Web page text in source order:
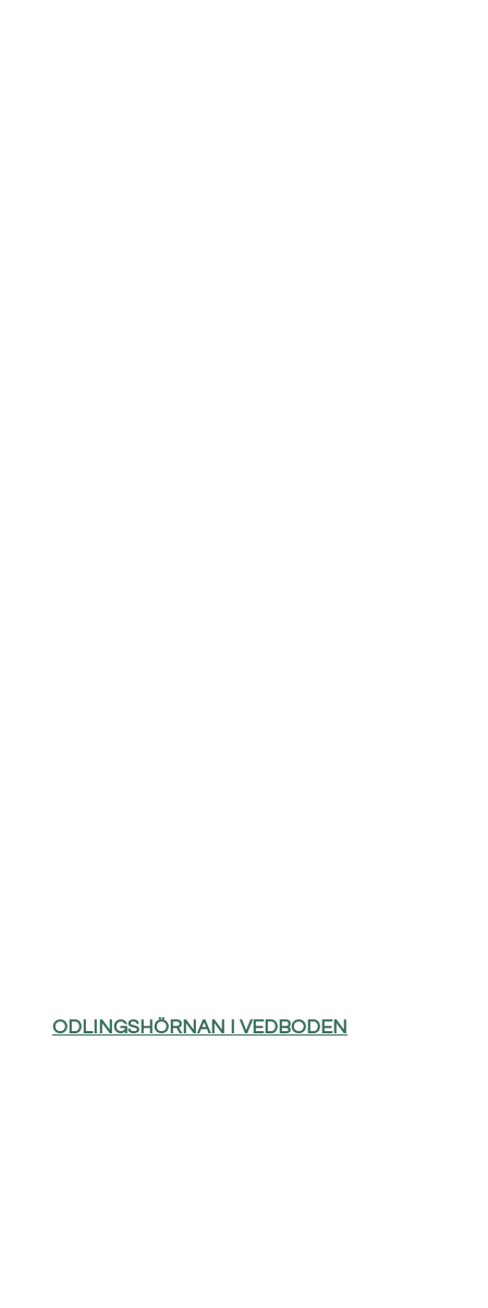
ODLINGSHÖRNAN I VEDBODEN